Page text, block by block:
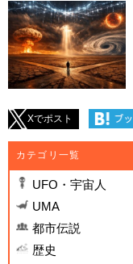
Xでポスト
カテゴリ一覧
UFO・宇宙人
UMA
都市伝説
歴史